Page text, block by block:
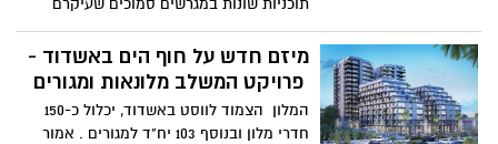
תוכניות שונות במגרשים סמוכים שעיקרם
בניית מגדל לבית מלון (בקרבת מלון לאונרדו
וצמוד לעין השמש) ולצידם בניין למגורים
מיזם חדש על חוף הים באשדוד -
פרויקט המשלב מלונאות ומגורים
המלון הצמוד לווסט באשדוד, יכלול כ-150
חדרי מלון ובנוסף 103 יח"ד למגורים . אמור